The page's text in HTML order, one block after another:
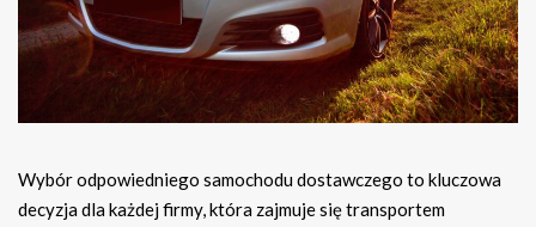
Wybór odpowiedniego samochodu dostawczego to kluczowa
decyzja dla każdej firmy, która zajmuje się transportem